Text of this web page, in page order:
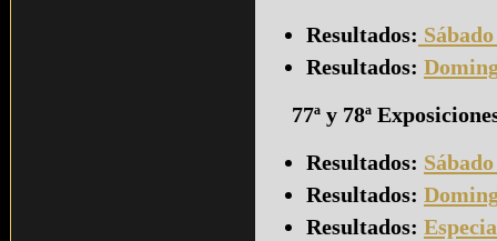
Resultados:
Resultados:
77ª y 78ª
Resultados:
Resultados:
Resultados: